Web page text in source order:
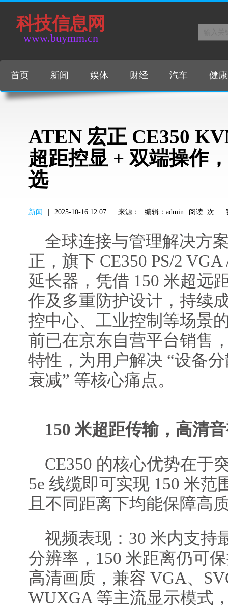
科技信息网
www.buymm.cn
首页 新闻 娱体 财经 汽车 健康
ATEN 宏正 CE350
超距控显 + 双端操作
选
新闻 2025-10-16 12:07 来源： 编辑：admin 阅读 次
全球连接与管理解决方
正，旗下 CE350 PS/2
延长器，凭借 150 米超远
作及多重防护设计，持续
控中心、工业控制等场景
前已在京东自营平台销售
特性，为用户解决 “设备
衰减” 等核心痛点。
150 米超距传输，高清
CE350 的核心优势在于
5e 线缆即可实现 150 米范
且不同距离下均能保障高
视频表现：30 米内支持
分辨率，150 米距离仍可
高清画质，兼容 VGA、
WUXGA 等主流显示模式